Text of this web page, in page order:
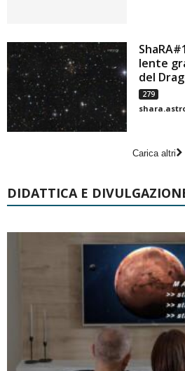
lente
del
279
Carica altri
DIDATTICA E